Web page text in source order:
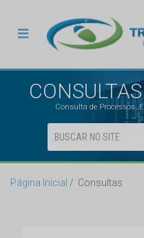
Consulta de Processos,
Página Inicial Consultas